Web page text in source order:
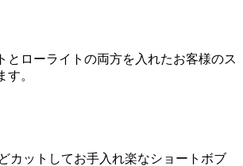
とローライトの両方を入れたお客様のス
す。
カットしてお手入れ楽なショートボブ